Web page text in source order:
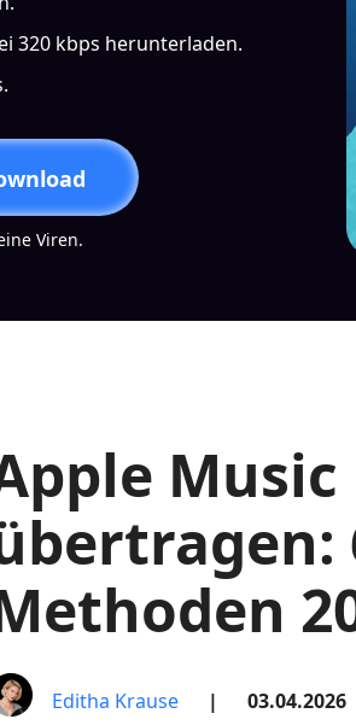
320 kbps herunterladen.
Viren.
Editha Krause | 03.04.2026